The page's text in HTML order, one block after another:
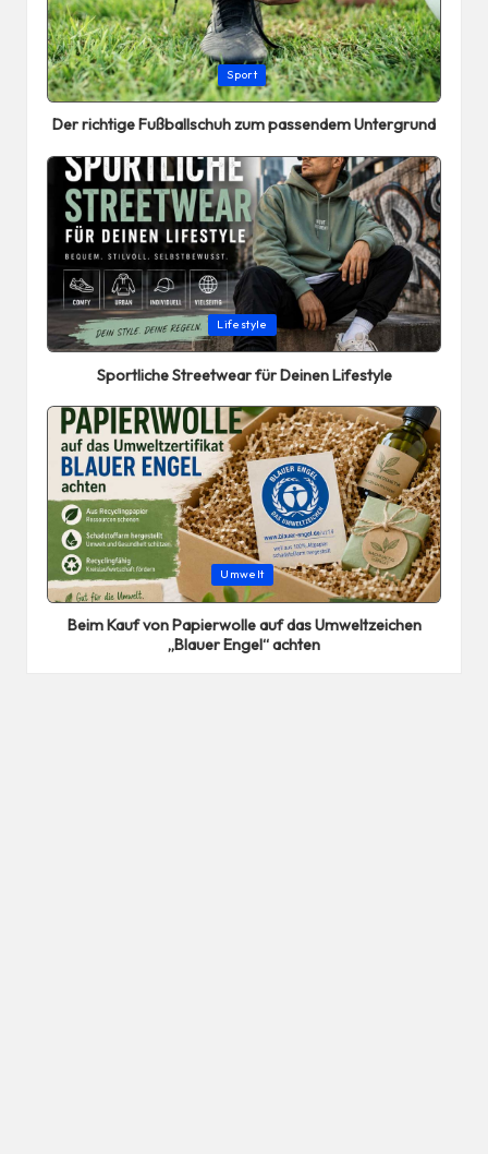
Posted
in
Sport
Der richtige Fußballschuh zum passendem Untergrund
Posted
in
Lifestyle
Sportliche Streetwear für Deinen Lifestyle
Posted
in
Umwelt
Beim Kauf von Papierwolle auf das Umweltzeichen
„Blauer Engel“ achten